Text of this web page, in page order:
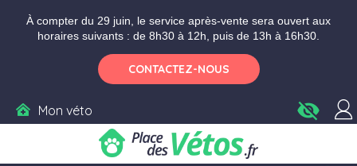
À compter du 29 juin, le service après-vente sera ouvert aux
horaires suivants : de 8h30 à 12h, puis de 13h à 16h30.
CONTACTEZ-NOUS
Mon véto visibility_off